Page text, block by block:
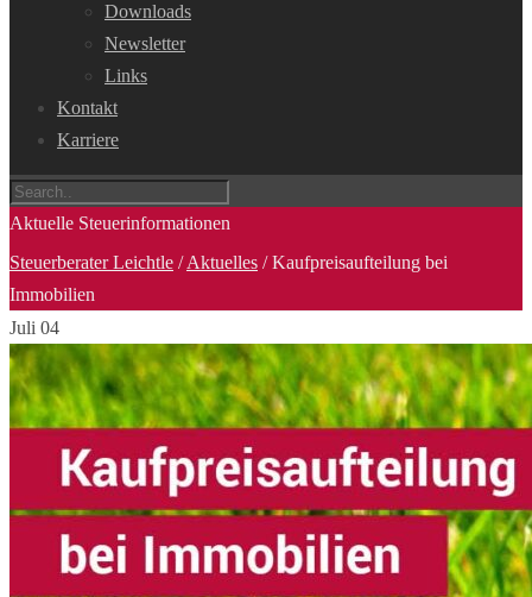
Downloads
Newsletter
Links
Kontakt
Karriere
Aktuelle Steuerinformationen
Steuerberater Leichtle /Aktuelles /Kaufpreisaufteilung bei
Immobilien
Juli 04